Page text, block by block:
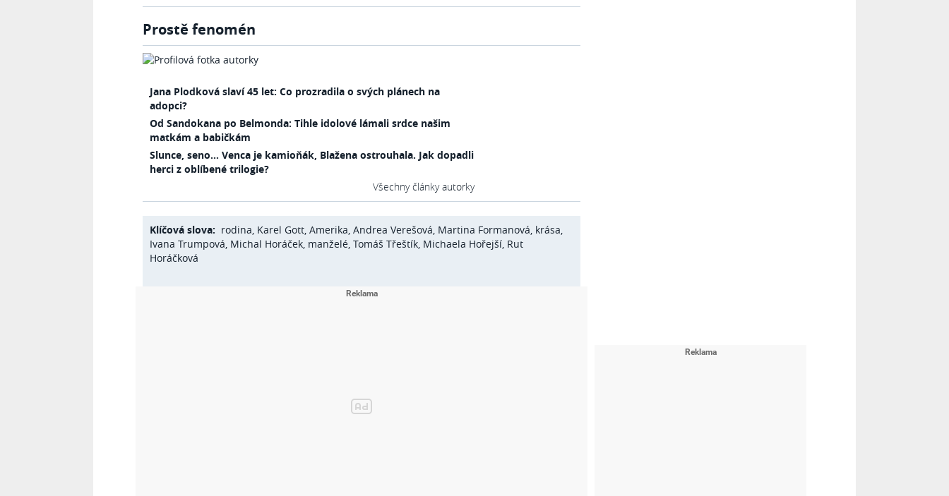
Prostě fenomén
Jana Plodková slaví 45 let: Co prozradila o svých plánech na
adopci?
Od Sandokana po Belmonda: Tihle idolové lámali srdce našim
matkám a babičkám
Slunce, seno… Venca je kamioňák, Blažena ostrouhala. Jak dopadli
herci z oblíbené trilogie?
Všechny články autorky
Klíčová slova: rodina, Karel Gott, Amerika, Andrea Verešová, Martina Formanová, krása,
Ivana Trumpová, Michal Horáček, manželé, Tomáš Třeštík, Michaela Hořejší, Rut
Horáčková